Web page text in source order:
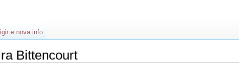
Bittencourt
e nova info